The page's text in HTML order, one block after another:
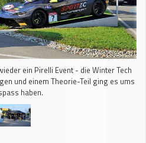
ein Pirelli Event - die Winter Tech
und einem Theorie-Teil ging es ums
haben.